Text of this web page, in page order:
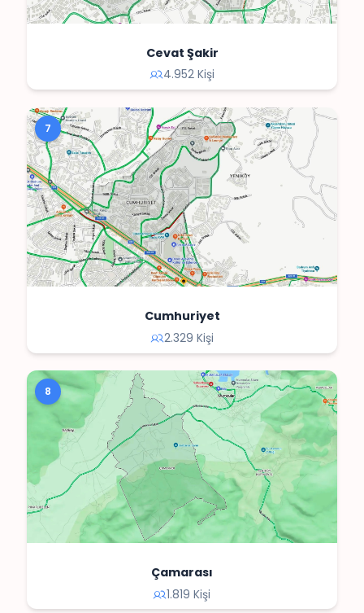
Cevat Şakir
4.952 Kişi
7
Cumhuriyet
2.329 Kişi
8
Çamarası
1.819 Kişi